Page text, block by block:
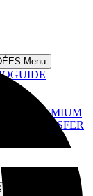
Menu
– PREMIUM
TRANSFER
con los
DE NOUS Menu